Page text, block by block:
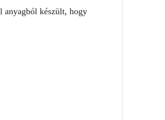
anyagból készült, hogy